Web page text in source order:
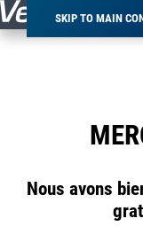
SKIP TO MAIN
Nous avons